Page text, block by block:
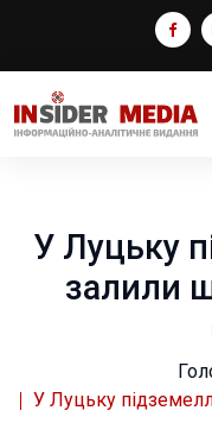
У Луцьку
залили
У Луцьку